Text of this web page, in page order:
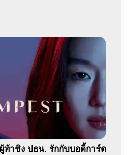
ท้าชิง ปธน. รักกับบอดี้การ์ด